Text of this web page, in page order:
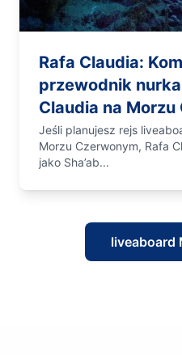
Rafa Claudia:
przewodnik
Claudia na Morzu
Jeśli planujesz rejs
Morzu Czerwonym, Rafa
jako Sha’ab...
liveaboard